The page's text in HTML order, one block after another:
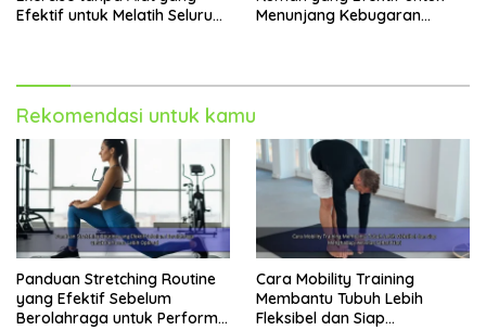
Efektif untuk Melatih Seluruh
Menunjang Kebugaran
Rekomendasi untuk kamu
Panduan Stretching Routine
yang Efektif Sebelum
Berolahraga untuk Performa
Cara Mobility Training
Membantu Tubuh Lebih
Fleksibel dan Siap